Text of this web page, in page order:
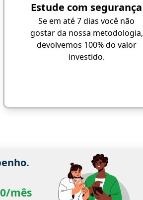
Estude com segurança
Se em até 7 dias você não
gostar da nossa metodologia,
devolvemos 100% do valor
investido.
mês